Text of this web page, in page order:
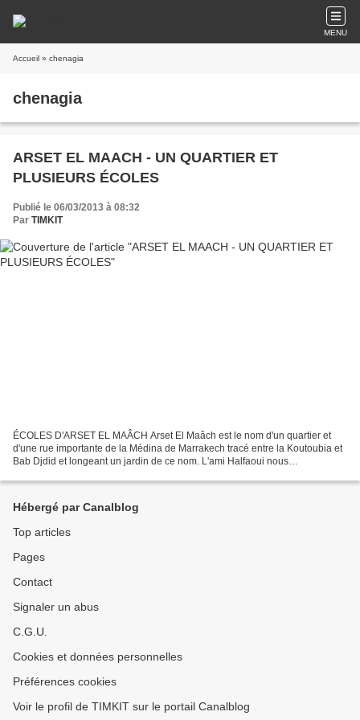
MENU
Accueil » chenagia
chenagia
ARSET EL MAACH - UN QUARTIER ET
PLUSIEURS ÉCOLES
Publié le 06/03/2013 à 08:32
Par TIMKIT
ÉCOLES D'ARSET EL MAÂCH Arset El Maâch est le nom d'un quartier et
d'une rue importante de la Médina de Marrakech tracé entre la Koutoubia et
Bab Djdid et longeant un jardin de ce nom. L'ami Halfaoui nous
Hébergé par Canalblog
Top articles
Pages
Contact
Signaler un abus
C.G.U.
Cookies et données personnelles
Préférences cookies
Voir le profil de TIMKIT sur le portail Canalblog